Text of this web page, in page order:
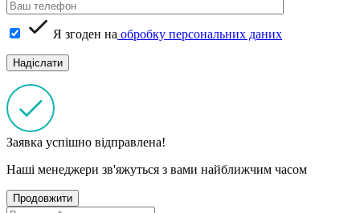
Я згоден на обробку персональних даних
Заявка успішно відправлена!
Наші менеджери зв'яжуться з вами найближчим часом
Продовжити